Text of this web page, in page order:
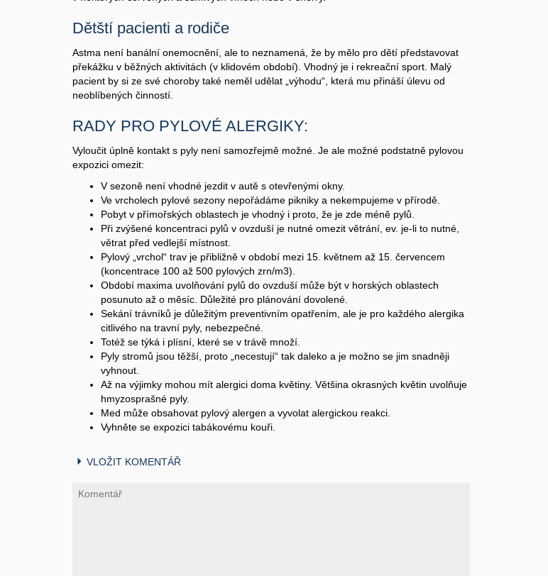
Dětští pacienti a rodiče
Astma není banální onemocnění, ale to neznamená, že by mělo pro dětí představovat
překážku v běžných aktivitách (v klidovém období). Vhodný je i rekreační sport. Malý
pacient by si ze své choroby také neměl udělat „výhodu“, která mu přináší úlevu od
neoblíbených činností.
RADY PRO PYLOVÉ ALERGIKY:
Vyloučit úplně kontakt s pyly není samozřejmě možné. Je ale možné podstatně pylovou
expozici omezit:
V sezoně není vhodné jezdit v autě s otevřenými okny.
Ve vrcholech pylové sezony nepořádáme pikniky a nekempujeme v přírodě.
Pobyt v přímořských oblastech je vhodný i proto, že je zde méně pylů.
Při zvýšené koncentraci pylů v ovzduší je nutné omezit větrání, ev. je-li to nutné,
větrat před vedlejší místnost.
Pylový „vrchol“ trav je přibližně v období mezi 15. květnem až 15. červencem
(koncentrace 100 až 500 pylových zrn/m3).
Období maxima uvolňování pylů do ovzduší může být v horských oblastech
posunuto až o měsíc. Důležité pro plánování dovolené.
Sekání trávníků je důležitým preventivním opatřením, ale je pro každého alergika
citlivého na travní pyly, nebezpečné.
Totéž se týká i plísní, které se v trávě množí.
Pyly stromů jsou těžší, proto „necestují“ tak daleko a je možno se jim snadněji
vyhnout.
Až na výjimky mohou mít alergici doma květiny. Většina okrasných květin uvolňuje
hmyzosprašné pyly.
Med může obsahovat pylový alergen a vyvolat alergickou reakci.
Vyhněte se expozici tabákovému kouři.
VLOŽIT KOMENTÁŘ